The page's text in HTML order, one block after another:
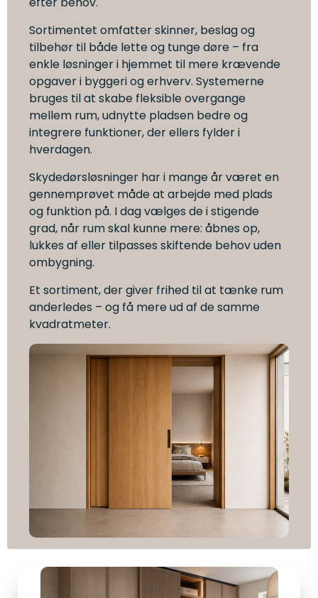
Sortimentet omfatter skinner, beslag og
tilbehør til både lette og tunge døre – fra
enkle løsninger i hjemmet til mere krævende
opgaver i byggeri og erhverv. Systemerne
bruges til at skabe fleksible overgange
mellem rum, udnytte pladsen bedre og
integrere funktioner, der ellers fylder i
hverdagen.
Skydedørsløsninger har i mange år været en
gennemprøvet måde at arbejde med plads
og funktion på. I dag vælges de i stigende
grad, når rum skal kunne mere: åbnes op,
lukkes af eller tilpasses skiftende behov uden
ombygning.
Et sortiment, der giver frihed til at tænke rum
anderledes – og få mere ud af de samme
kvadratmeter.